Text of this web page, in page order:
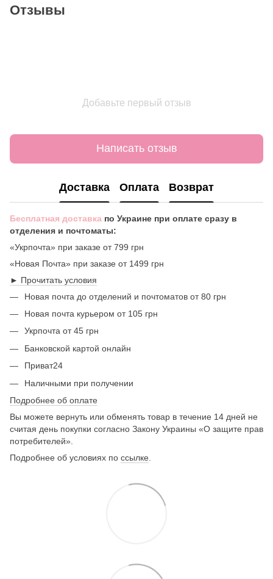
Отзывы
Добавьте первый отзыв
Написать отзыв
Доставка Оплата Возврат
Бесплатная доставка по Украине при оплате сразу в
отделения и почтоматы:
«Укрпочта» при заказе от 799 грн
«Новая Почта» при заказе от 1499 грн
► Прочитать условия
Новая почта до отделений и почтоматов от 80 грн
Новая почта курьером от 105 грн
Укрпочта от 45 грн
Банковской картой онлайн
Приват24
Наличными при получении
Подробнее об оплате
Вы можете вернуть или обменять товар в течение 14 дней не
считая день покупки согласно Закону Украины «О защите прав
потребителей».
Подробнее об условиях по ссылке